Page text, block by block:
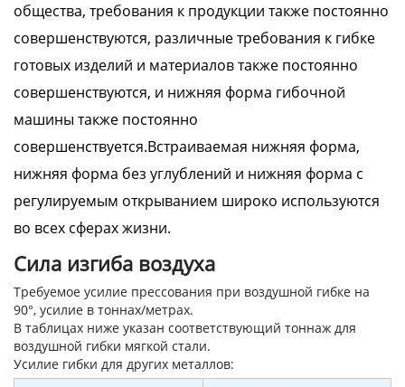
общества, требования к продукции также постоянно
совершенствуются, различные требования к гибке
готовых изделий и материалов также постоянно
совершенствуются, и нижняя форма гибочной
машины также постоянно
совершенствуется.Встраиваемая нижняя форма,
нижняя форма без углублений и нижняя форма с
регулируемым открыванием широко используются
во всех сферах жизни.
Сила изгиба воздуха
Требуемое усилие прессования при воздушной гибке на
90°, усилие в тоннах/метрах.
В таблицах ниже указан соответствующий тоннаж для
воздушной гибки мягкой стали.
Усилие гибки для других металлов: